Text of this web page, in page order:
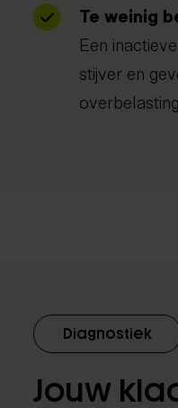
Te weinig
Een
stijver en
Diagnostiek
Jouw